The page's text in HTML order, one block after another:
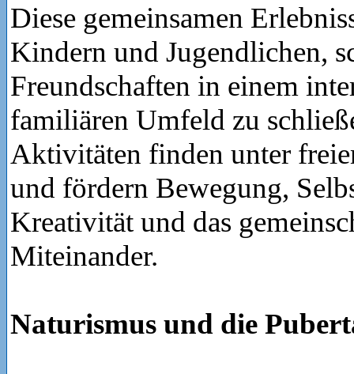
Diese gemeinsamen
Kindern und Jugendlichen,
Freundschaften in einem
familiären Umfeld zu
Aktivitäten finden unter
und fördern Bewegung,
Kreativität und das
Miteinander.
Naturismus und die